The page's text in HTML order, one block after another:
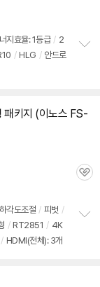
지효율: 1등급 / 2
/ HLG / 안드로
패키지 (이노스 FS-
관
각도조절 / 피벗 /
/ RT2851 / 4K
/ HDMI(전체): 3개